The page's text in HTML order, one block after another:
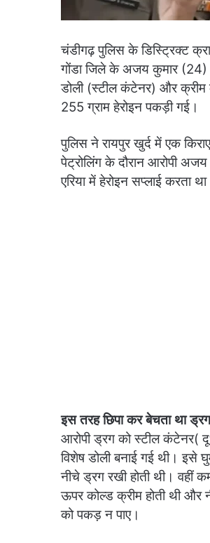
चंडीगढ़ पुलिस के डिस्ट्रिक्ट
गोंडा जिले के अजय कुमार (24)
डोली (स्टील कंटेनर) और क्रीम
255 ग्राम हेरोइन पकड़ी गई।
पुलिस ने रायपुर खुर्द में एक
पेट्रोलिंग के दौरान आरोपी
एरिया में हेरोइन सप्लाई करता
इस तरह छिपा कर बेचता था ड्रग
आरोपी ड्रग को स्टील कंटेनर(
विशेष डोली बनाई गई थी।
नीचे ड्रग रखी होती थी। वहीं
ऊपर कोल्ड क्रीम होती थी और
को पकड़ न पाए।